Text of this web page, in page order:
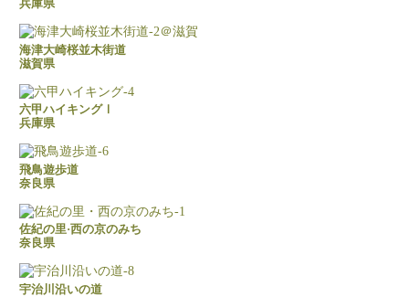
兵庫県
海津大崎桜並木街道
滋賀県
六甲ハイキングⅠ
兵庫県
飛鳥遊歩道
奈良県
佐紀の里·西の京のみち
奈良県
宇治川沿いの道